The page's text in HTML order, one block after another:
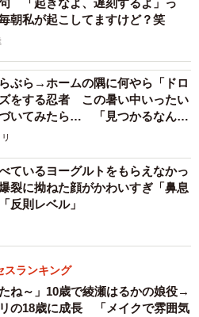
「起きなよ、遅刻するよ」っ
朝私が起こしてますけど？笑
ぶら→ホームの隅に何やら「ドロ
をする忍者 この暑い中いったい
いてみたら… 「見つかるなんて
ているヨーグルトをもらえなかっ
裂に拗ねた顔がかわいすぎ「鼻息
反則レベル」
スランキング
たね～」10歳で綾瀬はるかの娘役→
の18歳に成長 「メイクで雰囲気